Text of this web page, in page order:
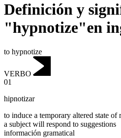
Definición y
"hypnotize"en
to hypnotize
VERBO
01
hipnotizar
to induce a temporary altered state
a subject will respond to suggestions
información gramatical